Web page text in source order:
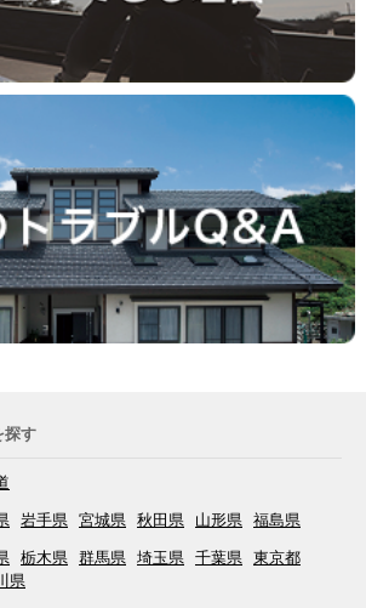
探す
岩手県 宮城県 秋田県 山形県 福島県
栃木県 群馬県 埼玉県 千葉県 東京都
県